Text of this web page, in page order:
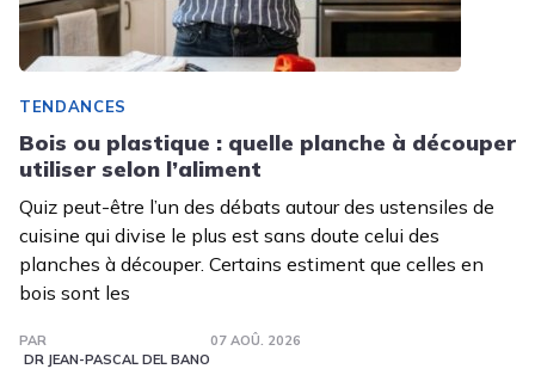
TENDANCES
Bois ou plastique : quelle planche à découper
utiliser selon l’aliment
Quiz peut-être l’un des débats autour des ustensiles de
cuisine qui divise le plus est sans doute celui des
planches à découper. Certains estiment que celles en
bois sont les
PAR
DR JEAN-PASCAL DEL BANO
07 AOÛ. 2026